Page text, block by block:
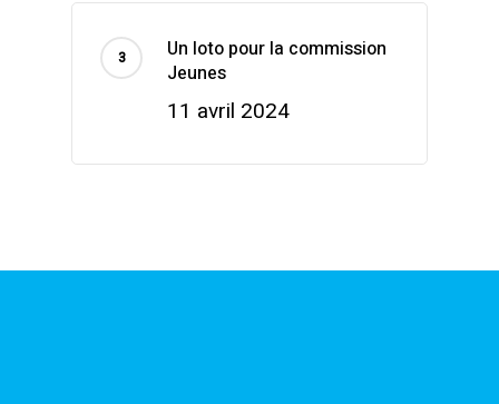
Un loto pour la commission
Jeunes
11 avril 2024